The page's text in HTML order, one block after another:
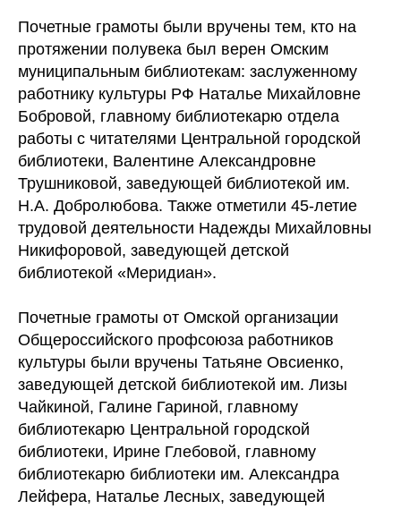
Почетные грамоты были вручены тем, кто на
протяжении полувека был верен Омским
муниципальным библиотекам: заслуженному
работнику культуры РФ Наталье Михайловне
Бобровой, главному библиотекарю отдела
работы с читателями Центральной городской
библиотеки, Валентине Александровне
Трушниковой, заведующей библиотекой им.
Н.А. Добролюбова. Также отметили 45-летие
трудовой деятельности Надежды Михайловны
Никифоровой, заведующей детской
библиотекой «Меридиан».
Почетные грамоты от Омской организации
Общероссийского профсоюза работников
культуры были вручены Татьяне Овсиенко,
заведующей детской библиотекой им. Лизы
Чайкиной, Галине Гариной, главному
библиотекарю Центральной городской
библиотеки, Ирине Глебовой, главному
библиотекарю библиотеки им. Александра
Лейфера, Наталье Лесных, заведующей